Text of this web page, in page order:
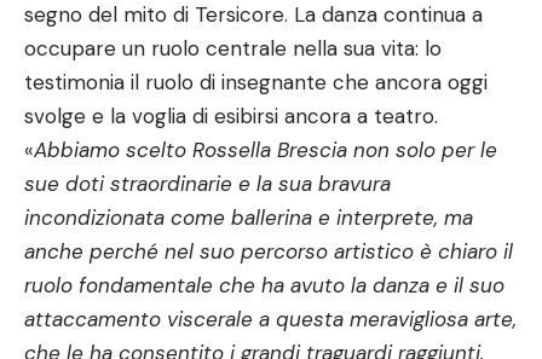
segno del mito di Tersicore. La danza continua a
occupare un ruolo centrale nella sua vita: lo
testimonia il ruolo di insegnante che ancora oggi
svolge e la voglia di esibirsi ancora a teatro.
«Abbiamo scelto Rossella Brescia non solo per le
sue doti straordinarie e la sua bravura
incondizionata come ballerina e interprete, ma
anche perché nel suo percorso artistico è chiaro il
ruolo fondamentale che ha avuto la danza e il suo
attaccamento viscerale a questa meravigliosa arte,
che le ha consentito i grandi traguardi raggiunti.